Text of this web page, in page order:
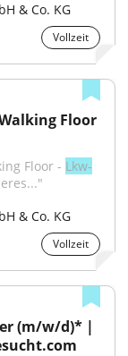
& Co. KG
Vollzeit
Floor
Floor - Lkw-
& Co. KG
Vollzeit
(m/w/d)* |